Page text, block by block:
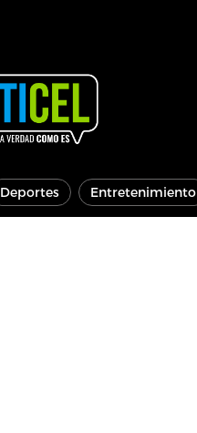
Deportes Entretenimiento